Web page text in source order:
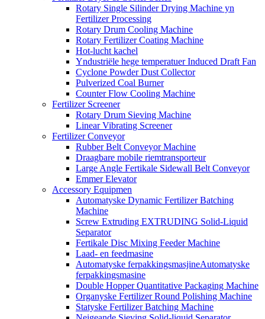
Rotary Single Silinder Drying Machine yn
Fertilizer Processing
Rotary Drum Cooling Machine
Rotary Fertilizer Coating Machine
Hot-lucht kachel
Yndustriële hege temperatuer Induced Draft Fan
Cyclone Powder Dust Collector
Pulverized Coal Burner
Counter Flow Cooling Machine
Fertilizer Screener
Rotary Drum Sieving Machine
Linear Vibrating Screener
Fertilizer Conveyor
Rubber Belt Conveyor Machine
Draagbare mobile riemtransporteur
Large Angle Fertikale Sidewall Belt Conveyor
Emmer Elevator
Accessory Equipmen
Automatyske Dynamic Fertilizer Batching
Machine
Screw Extruding EXTRUDING Solid-Liquid
Separator
Fertikale Disc Mixing Feeder Machine
Laad- en feedmasine
Automatyske ferpakkingsmasjineAutomatyske
ferpakkingsmasine
Double Hopper Quantitative Packaging Machine
Organyske Fertilizer Round Polishing Machine
Statyske Fertilizer Batching Machine